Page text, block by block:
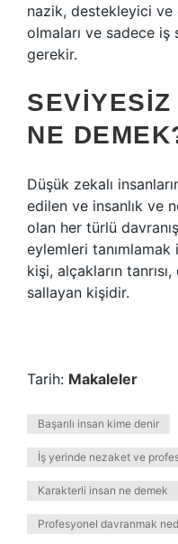
nazik, destekleyici
olmaları ve sadece iş
gerekir.
NE
Düşük zekalı
edilen ve insanlık ve
olan her türlü
eylemleri tanımlamak
kişi, alçakların
sallayan kişidir.
Tarih: Makaleler
Başarılı insan kime denir
İş yerinde nezaket ve
Karakterli insan ne demek
Profesyonel davranmak